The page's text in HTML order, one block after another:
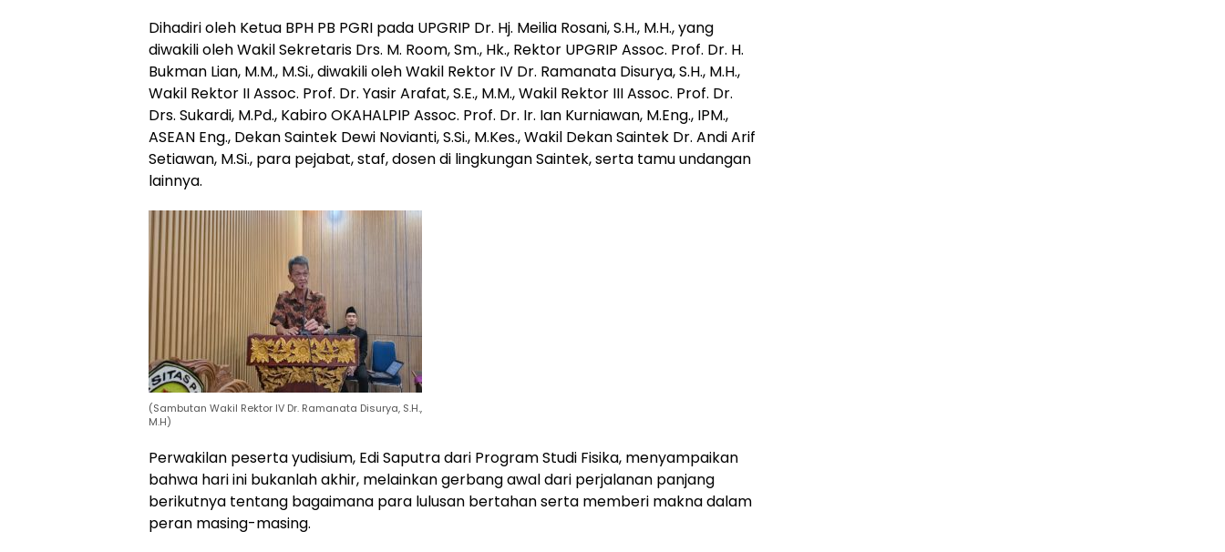
Dihadiri oleh Ketua BPH PB PGRI pada UPGRIP Dr. Hj. Meilia Rosani, S.H., M.H., yang
diwakili oleh Wakil Sekretaris Drs. M. Room, Sm., Hk., Rektor UPGRIP Assoc. Prof. Dr. H.
Bukman Lian, M.M., M.Si., diwakili oleh Wakil Rektor IV Dr. Ramanata Disurya, S.H., M.H.,
Wakil Rektor II Assoc. Prof. Dr. Yasir Arafat, S.E., M.M., Wakil Rektor III Assoc. Prof. Dr.
Drs. Sukardi, M.Pd., Kabiro OKAHALPIP Assoc. Prof. Dr. Ir. Ian Kurniawan, M.Eng., IPM.,
ASEAN Eng., Dekan Saintek Dewi Novianti, S.Si., M.Kes., Wakil Dekan Saintek Dr. Andi Arif
Setiawan, M.Si., para pejabat, staf, dosen di lingkungan Saintek, serta tamu undangan
lainnya.
(Sambutan Wakil Rektor IV Dr. Ramanata Disurya, S.H.,
M.H)
Perwakilan peserta yudisium, Edi Saputra dari Program Studi Fisika, menyampaikan
bahwa hari ini bukanlah akhir, melainkan gerbang awal dari perjalanan panjang
berikutnya tentang bagaimana para lulusan bertahan serta memberi makna dalam
peran masing-masing.